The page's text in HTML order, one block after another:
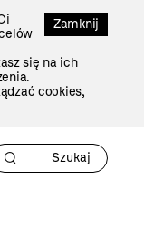
Zamknij
się na ich
cookies,